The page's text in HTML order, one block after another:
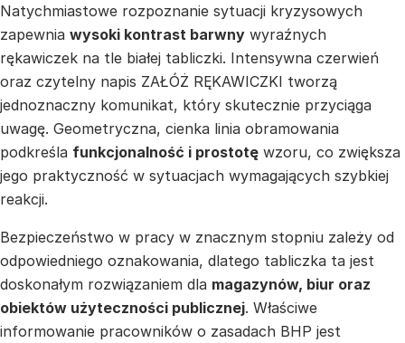
Natychmiastowe rozpoznanie sytuacji kryzysowych
zapewnia wysoki kontrast barwny wyraźnych
rękawiczek na tle białej tabliczki. Intensywna czerwień
oraz czytelny napis ZAŁÓŻ RĘKAWICZKI tworzą
jednoznaczny komunikat, który skutecznie przyciąga
uwagę. Geometryczna, cienka linia obramowania
podkreśla funkcjonalność i prostotę wzoru, co zwiększa
jego praktyczność w sytuacjach wymagających szybkiej
reakcji.
Bezpieczeństwo w pracy w znacznym stopniu zależy od
odpowiedniego oznakowania, dlatego tabliczka ta jest
doskonałym rozwiązaniem dla magazynów, biur oraz
obiektów użyteczności publicznej. Właściwe
informowanie pracowników o zasadach BHP jest